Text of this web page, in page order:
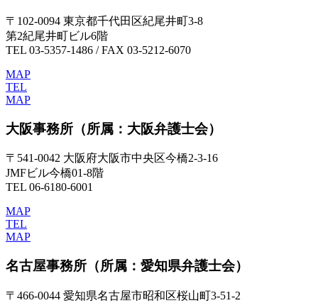
〒102-0094 東京都千代田区紀尾井町3-8
第2紀尾井町ビル6階
TEL 03-5357-1486 / FAX 03-5212-6070
MAP
TEL
MAP
大阪事務所 （所属：大阪弁護士会）
〒541-0042 大阪府大阪市中央区今橋2-3-16
JMFビル今橋01-8階
TEL 06-6180-6001
MAP
TEL
MAP
名古屋事務所 （所属：愛知県弁護士会）
〒466-0044 愛知県名古屋市昭和区桜山町3-51-2